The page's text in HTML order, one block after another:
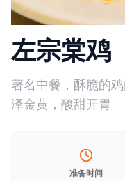
左宗棠鸡
著名中餐，酥脆的
泽金黄，酸甜开胃
准备时间